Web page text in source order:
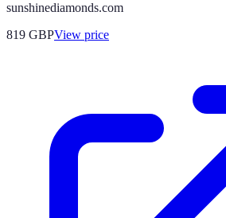
sunshinediamonds.com
819 GBPView price